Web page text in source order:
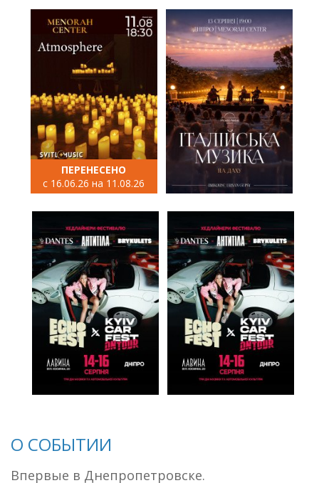
ПЕРЕНЕСЕНО
с 16.06.26 на 11.08.26
О СОБЫТИИ
Впервые в Днепропетровске.